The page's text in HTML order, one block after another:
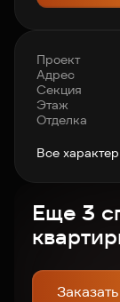
Проект
Адрес
Секция
Этаж
Отделка
Все
Еще 3